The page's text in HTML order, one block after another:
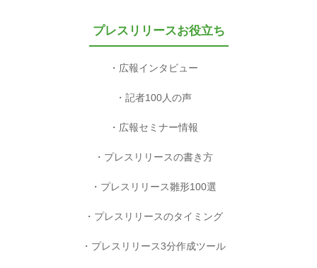
プレスリリースお役立ち
広報インタビュー
記者100人の声
広報セミナー情報
プレスリリースの書き方
プレスリリース雛形100選
プレスリリースのタイミング
プレスリリース3分作成ツール